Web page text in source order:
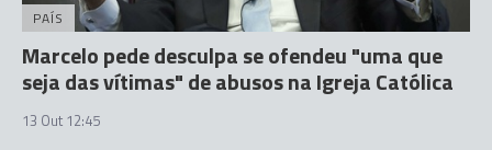
PAÍS
Marcelo pede desculpa se ofendeu "uma que
seja das vítimas" de abusos na Igreja Católica
13 Out 12:45